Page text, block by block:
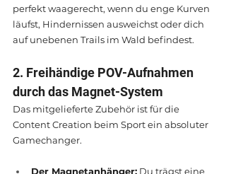
perfekt waagerecht, wenn du enge Kurven
läufst, Hindernissen ausweichst oder dich
auf unebenen Trails im Wald befindest.
2. Freihändige POV-Aufnahmen
durch das Magnet-System
Das mitgelieferte Zubehör ist für die
Content Creation beim Sport ein absoluter
Gamechanger.
Der Magnetanhänger: Du trägst eine